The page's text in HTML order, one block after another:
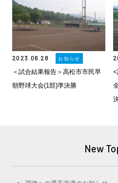
2023.06.28 お知らせ
＜試合結果報告＞高松市市民早
朝野球大会(1部)準決勝
<
New